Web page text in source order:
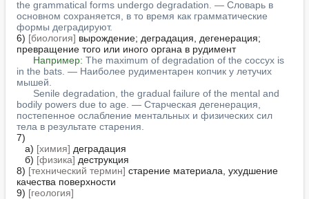
the grammatical forms undergo degradation. — Словарь в
основном сохраняется, в то время как грамматические
формы деградируют.
6) [биология] вырождение; деградация, дегенерация;
превращение того или иного органа в рудимент
Например: The maximum of degradation of the coccyx is
in the bats. — Наиболее рудиментарен копчик у летучих
мышей.
Senile degradation, the gradual failure of the mental and
bodily powers due to age. — Старческая дегенерация,
постепенное ослабление ментальных и физических сил
тела в результате старения.
7)
   а)
[химия] деградация
   б)
[физика] деструкция
8) [технический термин] старение материала, ухудшение
качества поверхности
9) [геология]